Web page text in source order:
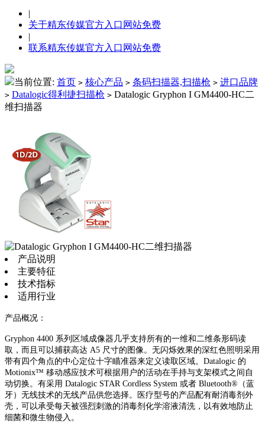
|
关于精东传媒官方入口网站免费
|
联系精东传媒官方入口网站免费
当前位置: 首页 > 核心产品 > 条码扫描器,扫描枪 > 进口品牌
> Datalogic得利捷扫描枪 > Datalogic Gryphon I GM4400-HC二
维扫描器
产品说明
主要特征
技术指标
适用行业
产品概况：
Gryphon 4400 系列区域成像器几乎支持所有的一维和二维条形码读
取，而且可以捕获高达 A5 尺寸的图像。无闪烁效果的深红色照明采用
带有四个角点的中心定位十字瞄准器来定义读取区域。Datalogic 的
Motionix™ 移动感应技术可根据用户的活动在手持与支架模式之间自
动切换。有采用 Datalogic STAR Cordless System 或者 Bluetooth®（蓝
牙）无线技术的无线产品供您选择。医疗型号的产品配有耐消毒剂外
壳，可以承受每天被强烈刺激的消毒剂化学溶液清洗，以有效地防止
细菌和微生物侵入。